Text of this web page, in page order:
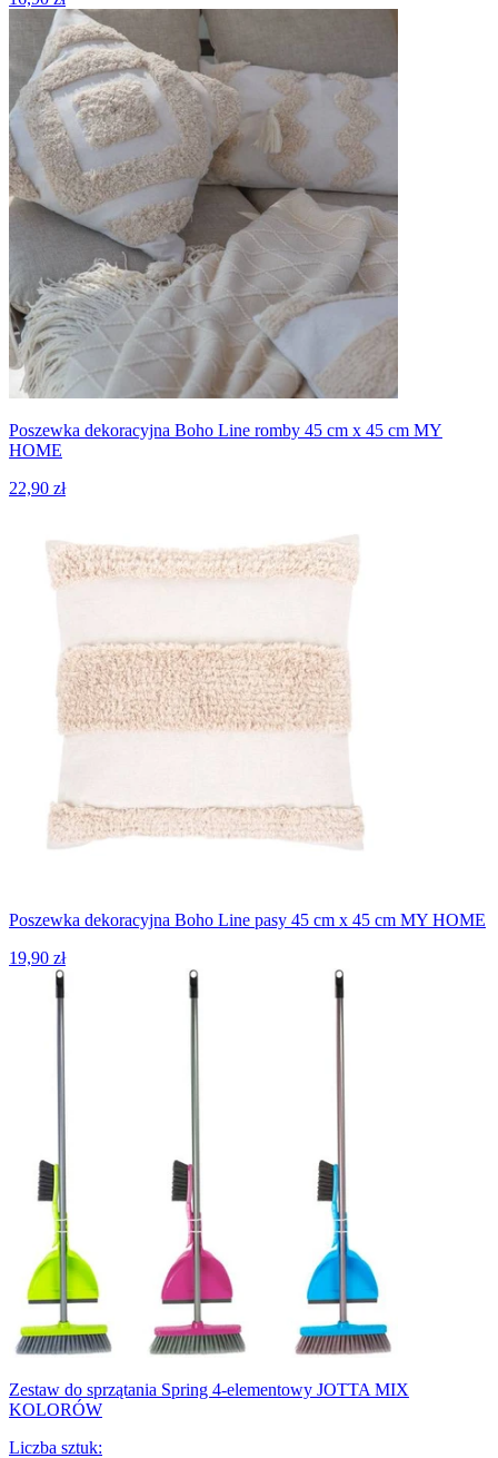
Poszewka dekoracyjna Boho Line romby 45 cm x 45 cm MY
HOME
22,90 zł
Poszewka dekoracyjna Boho Line pasy 45 cm x 45 cm MY HOME
19,90 zł
Zestaw do sprzątania Spring 4-elementowy JOTTA MIX
KOLORÓW
Liczba sztuk: